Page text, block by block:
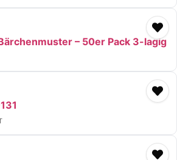
– 50er Pack 3-lagig